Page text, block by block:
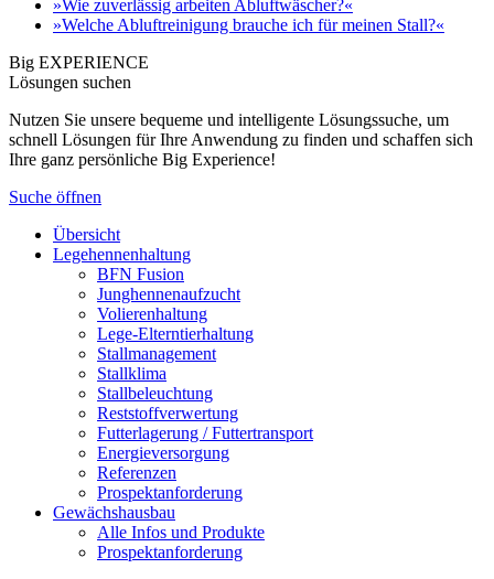
»Wie zuverlässig arbeiten Abluftwäscher?«
»Welche Abluftreinigung brauche ich für meinen Stall?«
Big EXPERIENCE
Lösungen suchen
Nutzen Sie unsere bequeme und intelligente Lösungssuche, um
schnell Lösungen für Ihre Anwendung zu finden und schaffen sich
Ihre ganz persönliche Big Experience!
Suche öffnen
Übersicht
Legehennenhaltung
BFN Fusion
Junghennenaufzucht
Volierenhaltung
Lege-Elterntierhaltung
Stallmanagement
Stallklima
Stallbeleuchtung
Reststoffverwertung
Futterlagerung / Futtertransport
Energieversorgung
Referenzen
Prospektanforderung
Gewächshausbau
Alle Infos und Produkte
Prospektanforderung